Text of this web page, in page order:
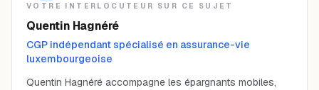
VOTRE INTERLOCUTEUR SUR CE SUJET
Quentin Hagnéré
CGP indépendant spécialisé en assurance-vie
luxembourgeoise
Quentin Hagnéré accompagne les épargnants mobiles,